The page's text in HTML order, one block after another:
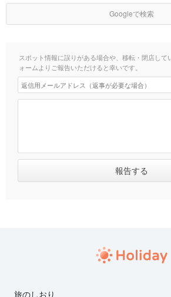
Googleで検索
スポット情報に誤りがある場合や、移転・閉店して
ォームよりご報告いただけると幸いです。
旅のしおり